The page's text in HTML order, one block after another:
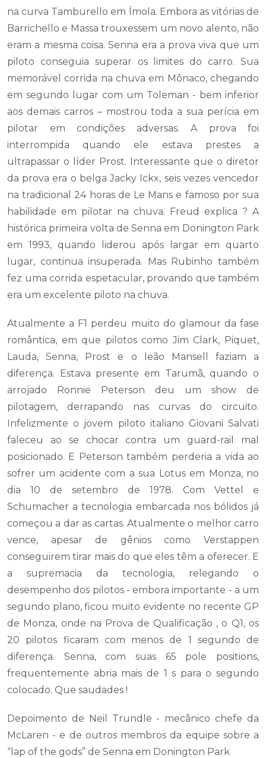
na curva Tamburello em Ímola. Embora as vitórias de
Barrichello e Massa trouxessem um novo alento, não
eram a mesma coisa. Senna era a prova viva que um
piloto conseguia superar os limites do carro. Sua
memorável corrida na chuva em Mônaco, chegando
em segundo lugar com um Toleman - bem inferior
aos demais carros – mostrou toda a sua perícia em
pilotar em condições adversas. A prova foi
interrompida quando ele estava prestes a
ultrapassar o líder Prost. Interessante que o diretor
da prova era o belga Jacky Ickx, seis vezes vencedor
na tradicional 24 horas de Le Mans e famoso por sua
habilidade em pilotar na chuva. Freud explica ? A
histórica primeira volta de Senna em Donington Park
em 1993, quando liderou após largar em quarto
lugar, continua insuperada. Mas Rubinho também
fez uma corrida espetacular, provando que também
era um excelente piloto na chuva.
Atualmente a F1 perdeu muito do glamour da fase
romântica, em que pilotos como Jim Clark, Piquet,
Lauda, Senna, Prost e o leão Mansell faziam a
diferença. Estava presente em Tarumã, quando o
arrojado Ronnie Peterson deu um show de
pilotagem, derrapando nas curvas do circuito.
Infelizmente o jovem piloto italiano Giovani Salvati
faleceu ao se chocar contra um guard-rail mal
posicionado. E Peterson também perderia a vida ao
sofrer um acidente com a sua Lotus em Monza, no
dia 10 de setembro de 1978. Com Vettel e
Schumacher a tecnologia embarcada nos bólidos já
começou a dar as cartas. Atualmente o melhor carro
vence, apesar de gênios como Verstappen
conseguirem tirar mais do que eles têm a oferecer. E
a supremacia da tecnologia, relegando o
desempenho dos pilotos - embora importante - a um
segundo plano, ficou muito evidente no recente GP
de Monza, onde na Prova de Qualificação , o Q1, os
20 pilotos ficaram com menos de 1 segundo de
diferença. Senna, com suas 65 pole positions,
frequentemente abria mais de 1 s para o segundo
colocado. Que saudades !
Depoimento de Neil Trundle - mecânico chefe da
McLaren - e de outros membros da equipe sobre a
“lap of the gods” de Senna em Donington Park